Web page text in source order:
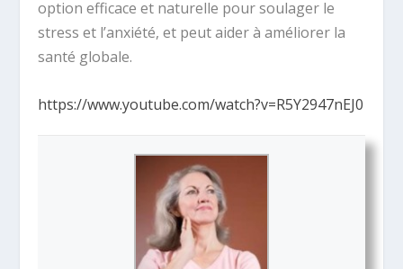
option efficace et naturelle pour soulager le
stress et l’anxiété, et peut aider à améliorer la
santé globale.
https://www.youtube.com/watch?v=R5Y2947nEJ0